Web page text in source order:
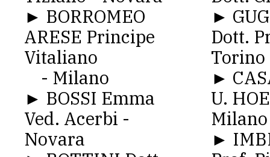
► BORROMEO
ARESE Principe
Vitaliano
- Milano
► BOSSI Emma
Ved. Acerbi -
Novara
►
Dott.
Torino
►
U.
Milano
►